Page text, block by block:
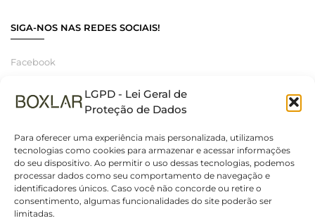
LGPD - Lei Geral de
Proteção de Dados
Para oferecer uma experiência mais personalizada, utilizamos
tecnologias como cookies para armazenar e acessar informações
do seu dispositivo. Ao permitir o uso dessas tecnologias, podemos
processar dados como seu comportamento de navegação e
identificadores únicos. Caso você não concorde ou retire o
consentimento, algumas funcionalidades do site poderão ser
limitadas.
Spot sobrepor box redondo Loch para PAR20
branco ABS-Nordecor - 6212
35,70
SIGA-NOS NAS REDES SOCIAIS!
Facebook
Linkedin
© 2025 Boxlar | Soluções em iluminação, elétrica e smart home.
Todos os direitos reservados. – CNPJ 55.267.682/0001-95